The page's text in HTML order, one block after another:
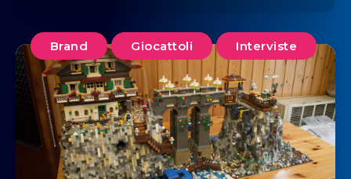
Brand Giocattoli Interviste